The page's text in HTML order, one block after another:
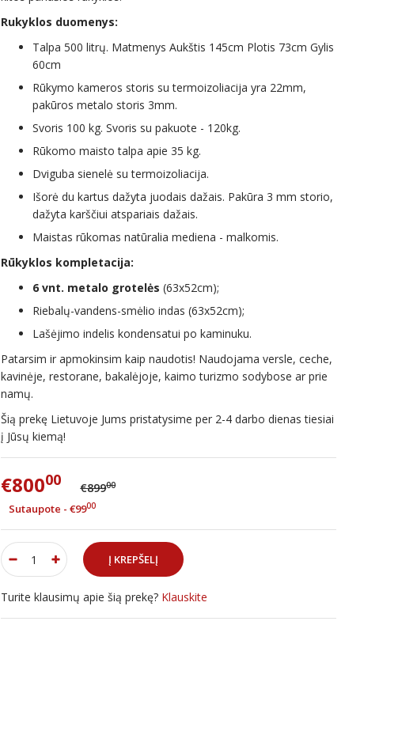
Rukyklos duomenys:
Talpa 500 litrų. Matmenys Aukštis 145cm Plotis 73cm Gylis
60cm
Rūkymo kameros storis su termoizoliacija yra 22mm,
pakūros metalo storis 3mm.
Svoris 100 kg. Svoris su pakuote - 120kg.
Rūkomo maisto talpa apie 35 kg.
Dviguba sienelė su termoizoliacija.
Išorė du kartus dažyta juodais dažais. Pakūra 3 mm storio,
dažyta karščiui atspariais dažais.
Maistas rūkomas natūralia mediena - malkomis.
Rūkyklos kompletacija:
6 vnt. metalo grotelės (63x52cm);
Riebalų-vandens-smėlio indas(63x52cm);
Lašėjimo indelis kondensatui po kaminuku.
Patarsim ir apmokinsim kaip naudotis! Naudojama versle, ceche,
kavinėje, restorane, bakalėjoje, kaimo turizmo sodybose ar prie
namų.
Šią prekę Lietuvoje Jums pristatysime per 2-4 darbo dienas tiesiai
į Jūsų kiemą!
€80000 €89900
Sutaupote - €9900
Turite klausimų apie šią prekę? Klauskite